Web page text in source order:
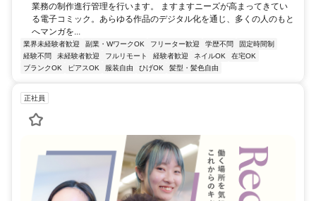
業務の制作進行管理を行います。 ますますニーズが高まってきてい
る電子コミック。あらゆる作品のデジタル化を通じ、多くの人のもと
へマンガを...
業界未経験者歓迎 副業・WワークOK フリーター歓迎 学歴不問
固定時間制
経験不問
未経験者歓迎 フルリモート 経験者歓迎 ネイルOK
在宅OK
ブランクOK
ピアスOK 服装自由 ひげOK 髪型・髪色自由
正社員